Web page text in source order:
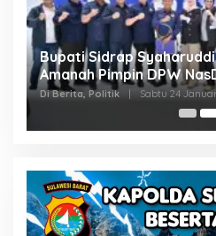
Bupati Sidrap
Amanah Pimpin DPW
Di Berita, Politik | Sabtu 24